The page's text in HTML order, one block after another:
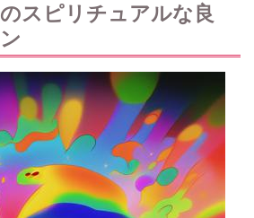
スピリチュアルな良